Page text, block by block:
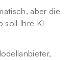
aber die
soll Ihre KI-